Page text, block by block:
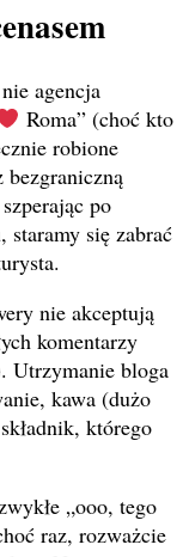
agencja
Roma” (choć kto
robione
bezgraniczną
po
staramy się zabrać
nie akceptują
komentarzy
Utrzymanie bloga
kawa (dużo
którego
„ooo, tego
raz, rozważcie